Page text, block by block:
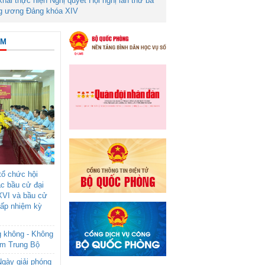
ương Đảng khóa XIV
chức hội
bầu cử đại
và bầu cử
nhiệm kỳ
không - Không
Trung Bộ
giải phóng